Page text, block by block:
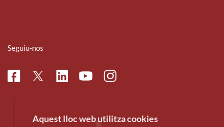
Seguiu-nos
FacebookTwitterLinkedinYoutubeInstagram
Aquest lloc web utilitza cookies